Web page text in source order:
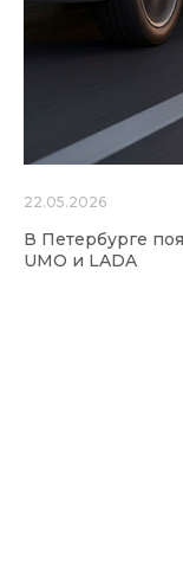
22.05.2026
В Петербурге
UMO и LADA